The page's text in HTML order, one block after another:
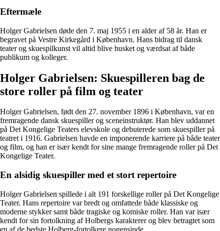
Eftermæle
Holger Gabrielsen døde den 7. maj 1955 i en alder af 58 år. Han er
begravet på Vestre Kirkegård i København. Hans bidrag til dansk
teater og skuespilkunst vil altid blive husket og værdsat af både
publikum og kolleger.
Holger Gabrielsen: Skuespilleren bag de
store roller på film og teater
Holger Gabrielsen, født den 27. november 1896 i København, var en
fremragende dansk skuespiller og sceneinstruktør. Han blev uddannet
på Det Kongelige Teaters elevskole og debuterede som skuespiller på
teatret i 1916. Gabrielsen havde en imponerende karriere på både teater
og film, og han er især kendt for sine mange fremragende roller på Det
Kongelige Teater.
En alsidig skuespiller med et stort repertoire
Holger Gabrielsen spillede i alt 191 forskellige roller på Det Kongelige
Teater. Hans repertoire var bredt og omfattede både klassiske og
moderne stykker samt både tragiske og komiske roller. Han var især
kendt for sin fortolkning af Holbergs karakterer og blev betragtet som
en af de bedste Holberg-fortolkere nogensinde.